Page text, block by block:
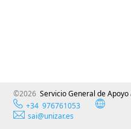
©2026Servicio General de
+34 976761053
sai@unizar.es